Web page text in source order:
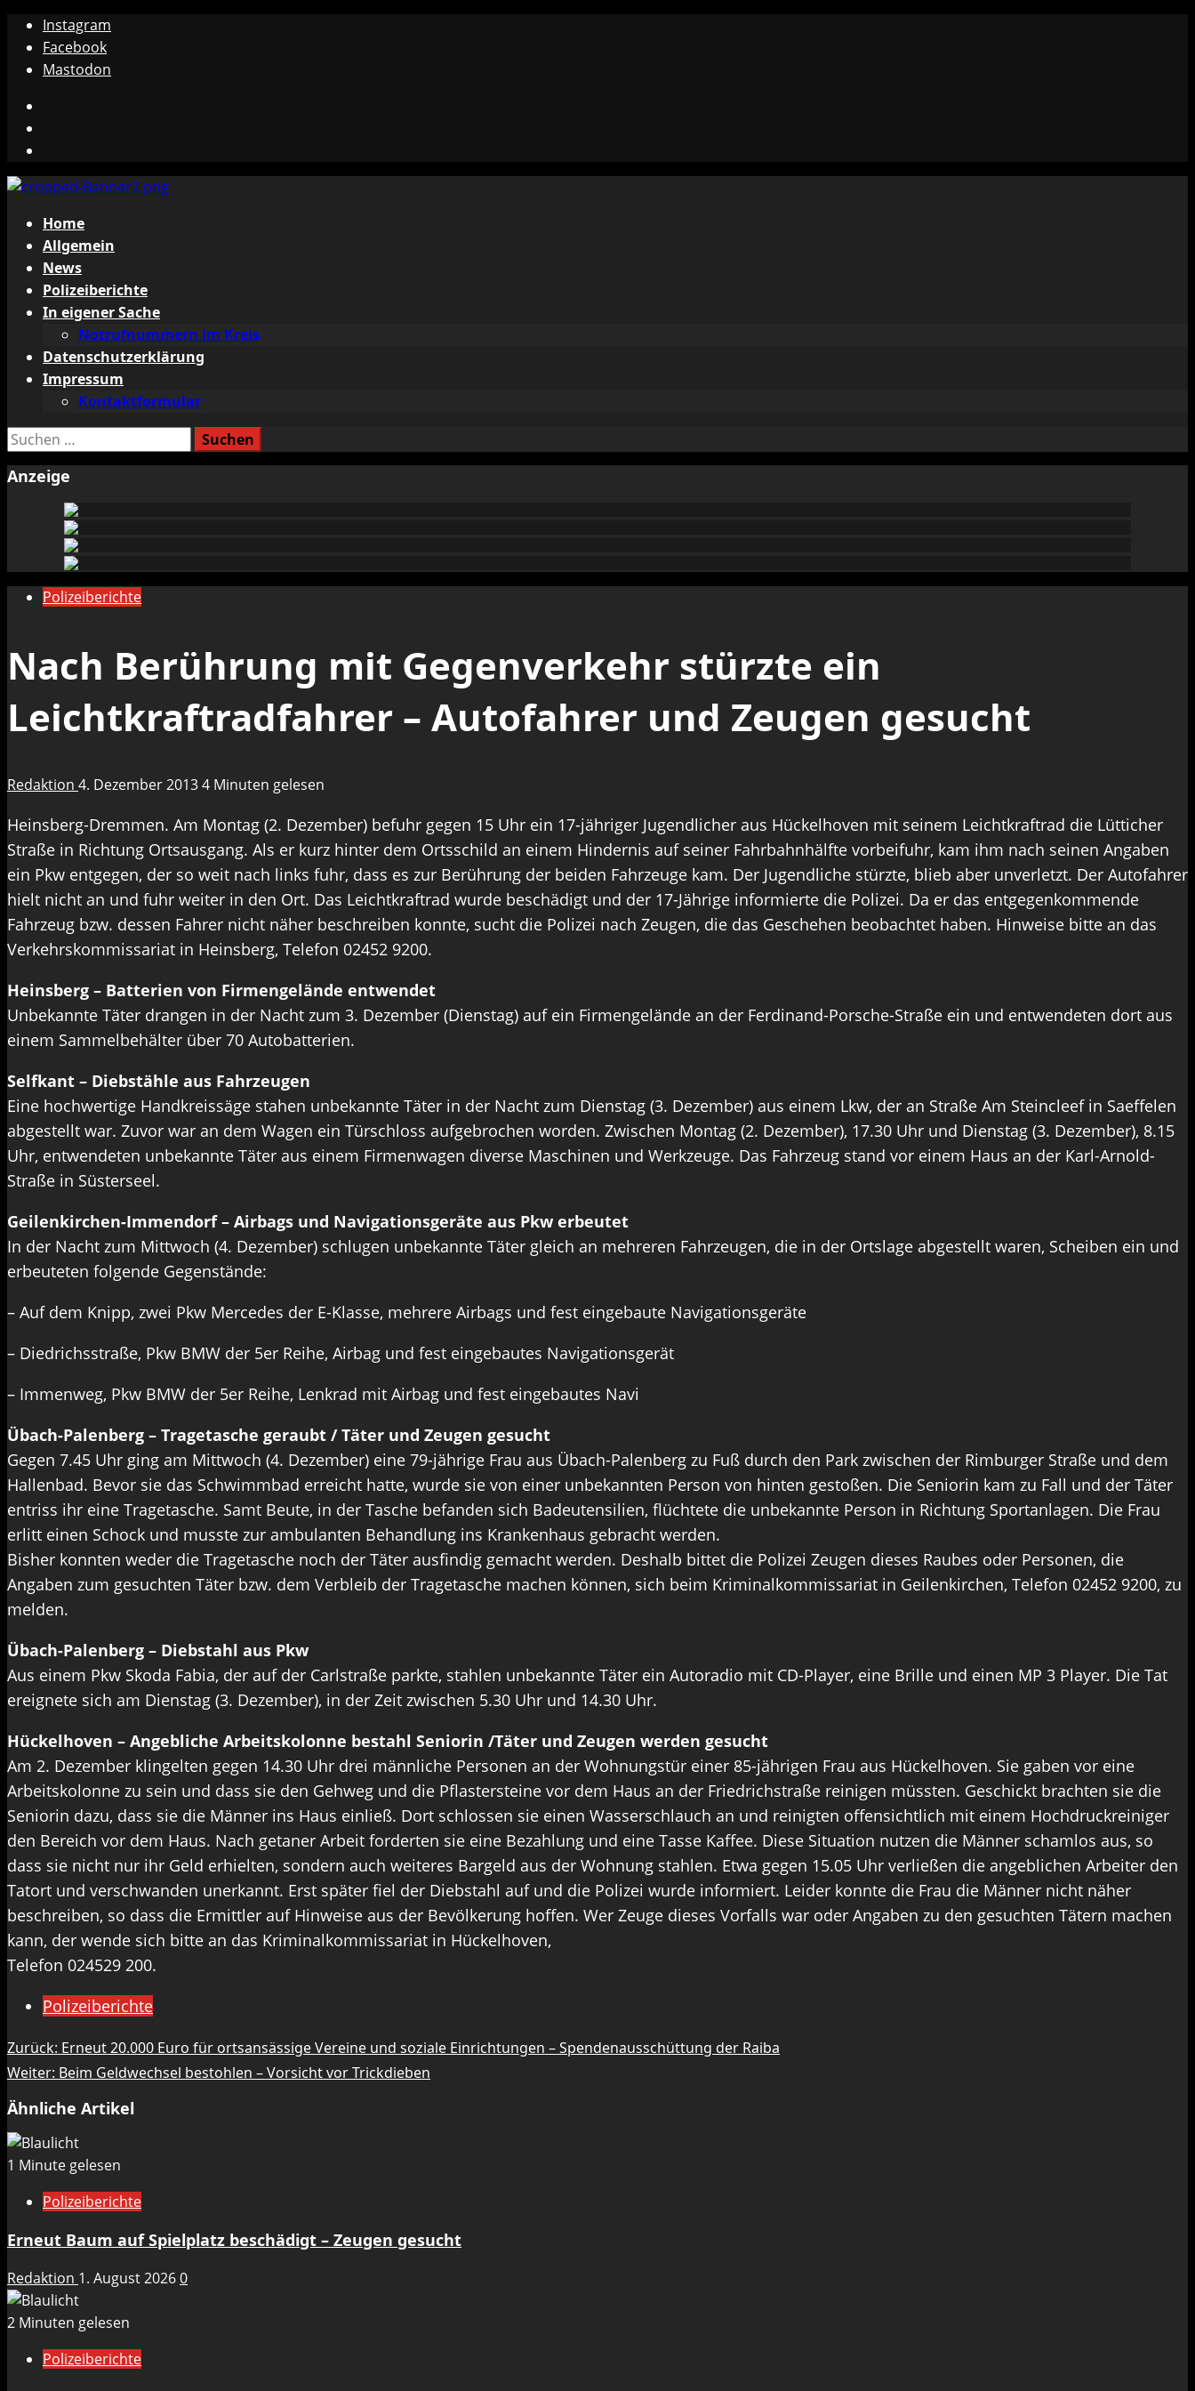
Zum
Inhalt
springen
Instagram
Facebook
Mastodon
Primäres
Menü
Home
Allgemein
News
Polizeiberichte
In eigener Sache
Notrufnummern im Kreis
Datenschutzerklärung
Impressum
Kontaktformular
Suchen
Anzeige
Polizeiberichte
Nach Berührung mit Gegenverkehr stürzte ein
Leichtkraftradfahrer – Autofahrer und Zeugen gesucht
Redaktion 4. Dezember 20134 Minuten gelesen
Heinsberg-Dremmen. Am Montag (2. Dezember) befuhr gegen 15 Uhr ein 17-jähriger Jugendlicher aus Hückelhoven mit seinem Leichtkraftrad die Lütticher
Straße in Richtung Ortsausgang. Als er kurz hinter dem Ortsschild an einem Hindernis auf seiner Fahrbahnhälfte vorbeifuhr, kam ihm nach seinen Angaben
ein Pkw entgegen, der so weit nach links fuhr, dass es zur Berührung der beiden Fahrzeuge kam. Der Jugendliche stürzte, blieb aber unverletzt. Der Autofahrer
hielt nicht an und fuhr weiter in den Ort. Das Leichtkraftrad wurde beschädigt und der 17-Jährige informierte die Polizei. Da er das entgegenkommende
Fahrzeug bzw. dessen Fahrer nicht näher beschreiben konnte, sucht die Polizei nach Zeugen, die das Geschehen beobachtet haben. Hinweise bitte an das
Verkehrskommissariat in Heinsberg, Telefon 02452 9200.
Heinsberg – Batterien von Firmengelände entwendet
Unbekannte Täter drangen in der Nacht zum 3. Dezember (Dienstag) auf ein Firmengelände an der Ferdinand-Porsche-Straße ein und entwendeten dort aus
einem Sammelbehälter über 70 Autobatterien.
Selfkant – Diebstähle aus Fahrzeugen
Eine hochwertige Handkreissäge stahen unbekannte Täter in der Nacht zum Dienstag (3. Dezember) aus einem Lkw, der an Straße Am Steincleef in Saeffelen
abgestellt war. Zuvor war an dem Wagen ein Türschloss aufgebrochen worden. Zwischen Montag (2. Dezember), 17.30 Uhr und Dienstag (3. Dezember), 8.15
Uhr, entwendeten unbekannte Täter aus einem Firmenwagen diverse Maschinen und Werkzeuge. Das Fahrzeug stand vor einem Haus an der Karl-Arnold-
Straße in Süsterseel.
Geilenkirchen-Immendorf – Airbags und Navigationsgeräte aus Pkw erbeutet
In der Nacht zum Mittwoch (4. Dezember) schlugen unbekannte Täter gleich an mehreren Fahrzeugen, die in der Ortslage abgestellt waren, Scheiben ein und
erbeuteten folgende Gegenstände:
– Auf dem Knipp, zwei Pkw Mercedes der E-Klasse, mehrere Airbags und fest eingebaute Navigationsgeräte
– Diedrichsstraße, Pkw BMW der 5er Reihe, Airbag und fest eingebautes Navigationsgerät
– Immenweg, Pkw BMW der 5er Reihe, Lenkrad mit Airbag und fest eingebautes Navi
Übach-Palenberg – Tragetasche geraubt / Täter und Zeugen gesucht
Gegen 7.45 Uhr ging am Mittwoch (4. Dezember) eine 79-jährige Frau aus Übach-Palenberg zu Fuß durch den Park zwischen der Rimburger Straße und dem
Hallenbad. Bevor sie das Schwimmbad erreicht hatte, wurde sie von einer unbekannten Person von hinten gestoßen. Die Seniorin kam zu Fall und der Täter
entriss ihr eine Tragetasche. Samt Beute, in der Tasche befanden sich Badeutensilien, flüchtete die unbekannte Person in Richtung Sportanlagen. Die Frau
erlitt einen Schock und musste zur ambulanten Behandlung ins Krankenhaus gebracht werden.
Bisher konnten weder die Tragetasche noch der Täter ausfindig gemacht werden. Deshalb bittet die Polizei Zeugen dieses Raubes oder Personen, die
Angaben zum gesuchten Täter bzw. dem Verbleib der Tragetasche machen können, sich beim Kriminalkommissariat in Geilenkirchen, Telefon 02452 9200, zu
melden.
Übach-Palenberg – Diebstahl aus Pkw
Aus einem Pkw Skoda Fabia, der auf der Carlstraße parkte, stahlen unbekannte Täter ein Autoradio mit CD-Player, eine Brille und einen MP 3 Player. Die Tat
ereignete sich am Dienstag (3. Dezember), in der Zeit zwischen 5.30 Uhr und 14.30 Uhr.
Hückelhoven – Angebliche Arbeitskolonne bestahl Seniorin /Täter und Zeugen werden gesucht
Am 2. Dezember klingelten gegen 14.30 Uhr drei männliche Personen an der Wohnungstür einer 85-jährigen Frau aus Hückelhoven. Sie gaben vor eine
Arbeitskolonne zu sein und dass sie den Gehweg und die Pflastersteine vor dem Haus an der Friedrichstraße reinigen müssten. Geschickt brachten sie die
Seniorin dazu, dass sie die Männer ins Haus einließ. Dort schlossen sie einen Wasserschlauch an und reinigten offensichtlich mit einem Hochdruckreiniger
den Bereich vor dem Haus. Nach getaner Arbeit forderten sie eine Bezahlung und eine Tasse Kaffee. Diese Situation nutzen die Männer schamlos aus, so
dass sie nicht nur ihr Geld erhielten, sondern auch weiteres Bargeld aus der Wohnung stahlen. Etwa gegen 15.05 Uhr verließen die angeblichen Arbeiter den
Tatort und verschwanden unerkannt. Erst später fiel der Diebstahl auf und die Polizei wurde informiert. Leider konnte die Frau die Männer nicht näher
beschreiben, so dass die Ermittler auf Hinweise aus der Bevölkerung hoffen. Wer Zeuge dieses Vorfalls war oder Angaben zu den gesuchten Tätern machen
kann, der wende sich bitte an das Kriminalkommissariat in Hückelhoven,
Telefon 024529 200.
Polizeiberichte
Beitragsnavigation
Zurück: Erneut 20.000 Euro für ortsansässige Vereine und soziale Einrichtungen – Spendenausschüttung der Raiba
Weiter: Beim Geldwechsel bestohlen – Vorsicht vor Trickdieben
Ähnliche Artikel
1 Minute gelesen
Polizeiberichte
Erneut Baum auf Spielplatz beschädigt – Zeugen gesucht
Redaktion 1. August 20260
2 Minuten gelesen
Polizeiberichte